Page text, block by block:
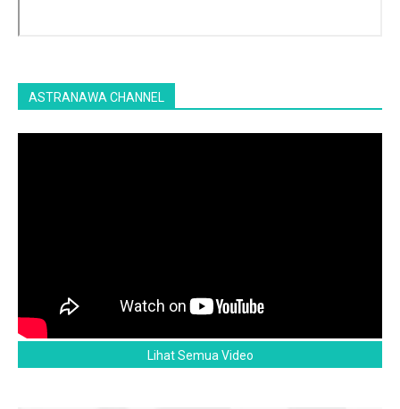
ASTRANAWA CHANNEL
Lihat Semua Video